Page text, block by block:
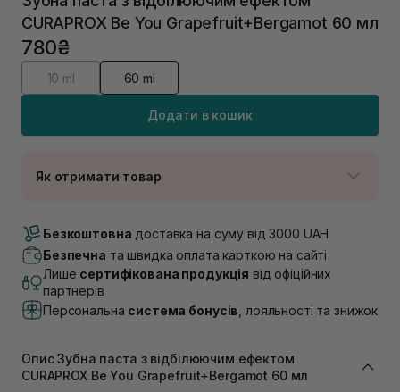
CURAPROX Be You Grapefruit+Bergamot 60 мл
780₴
10 ml 60 ml
Додати в кошик
Як отримати товар
В наявності
Самовивіз м. Луцьк, вул. Винниченка 4
В наявності
Самовивіз м. Львів, вул. Академіка Підстригача, 1В
(Duck’s Lake)
В наявності
В наявності
Самовивіз м. Львів, вул. Степана Бандери 45
Безкоштовна доставка на суму від 3000 UAH
Безпечна та швидка оплата карткою на сайті
Лише сертифікована продукція від офіційних
партнерів
Персональна система бонусів , лояльності та знижок
Опис Зубна паста з відбілюючим ефектом
CURAPROX Be You Grapefruit+Bergamot 60 мл